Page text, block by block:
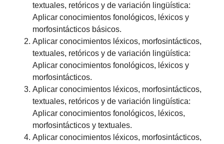
textuales, retóricos y de variación lingüística:
Aplicar conocimientos fonológicos, léxicos y
morfosintácticos básicos.
Aplicar conocimientos léxicos, morfosintácticos,
textuales, retóricos y de variación lingüística:
Aplicar conocimientos fonológicos, léxicos y
morfosintácticos.
Aplicar conocimientos léxicos, morfosintácticos,
textuales, retóricos y de variación lingüística:
Aplicar conocimientos fonológicos, léxicos,
morfosintácticos y textuales.
Aplicar conocimientos léxicos, morfosintácticos,